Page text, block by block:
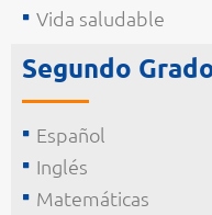
Vida saludable
Segundo
Español
Inglés
Matemáticas